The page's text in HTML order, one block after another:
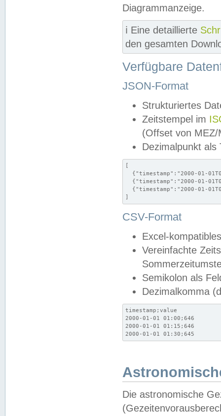
Diagrammanzeige.
ℹ️ Eine detaillierte
den gesamten
Verfügbare
JSON-Format
Strukturiertes
Zeitstempel im
(Offset von MEZ/
Dezimalpunkt als
[
{"timestamp":"2000-01-
{"timestamp":"2000-01-
{"timestamp":"2000-01-
]
CSV-Format
Excel-
Vereinfachte
Semikolon als
Dezimalkomma
timestamp;value
2000-01-01 01:00;646
2000-01-01 01:15;646
2000-01-01 01:30;645
Die astronomische